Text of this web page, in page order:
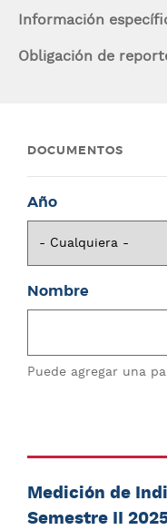
Información
Obligación de
DOCUMENTOS
Año
Nombre
Puede agregar una
Medición de
Semestre II